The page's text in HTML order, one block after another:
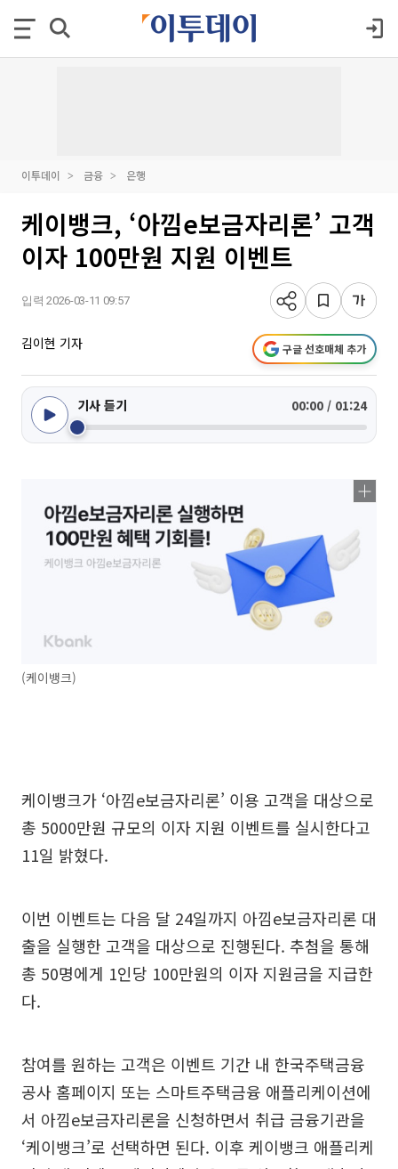
이투데이 금융 은행
케이뱅크, ‘아낌e보금자리론’ 고객
이자 100만원 지원 이벤트
입력 2026-03-11 09:57
김이현 기자 구글 선호매체 추가
기사 듣기 00:00 / 01:24
(케이뱅크)
케이뱅크가 ‘아낌e보금자리론’ 이용 고객을 대상으로
총 5000만원 규모의 이자 지원 이벤트를 실시한다고
11일 밝혔다.
이번 이벤트는 다음 달 24일까지 아낌e보금자리론 대
출을 실행한 고객을 대상으로 진행된다. 추첨을 통해
총 50명에게 1인당 100만원의 이자 지원금을 지급한
다.
참여를 원하는 고객은 이벤트 기간 내 한국주택금융
공사 홈페이지 또는 스마트주택금융 애플리케이션에
서 아낌e보금자리론을 신청하면서 취급 금융기관을
‘케이뱅크’로 선택하면 된다. 이후 케이뱅크 애플리케